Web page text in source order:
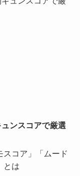
ンスコアで厳選